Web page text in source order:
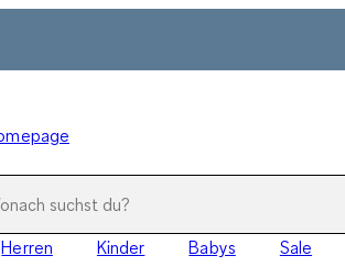
Herren Kinder Babys Sale